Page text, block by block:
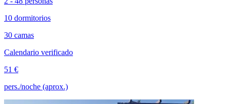
10 dormitorios
30 camas
Calendario verificado
51 €
pers./noche (aprox.)